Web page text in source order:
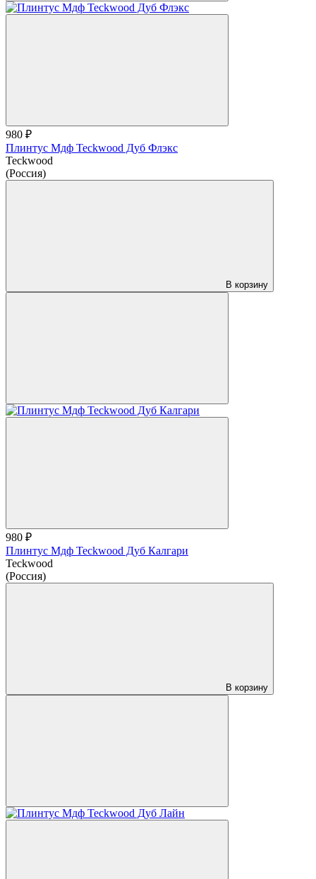
980 ₽
Плинтус Мдф Teckwood Дуб Флэкс
Teckwood
(Россия)
В корзину
980 ₽
Плинтус Мдф Teckwood Дуб Калгари
Teckwood
(Россия)
В корзину